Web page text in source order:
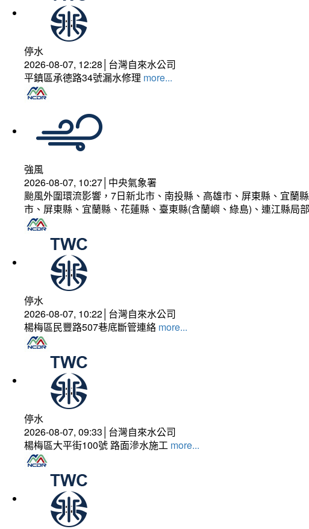
停水
2026-08-07, 12:28│台灣自來水公司
平鎮區承德路34號漏水修理 more...
強風
2026-08-07, 10:27│中央氣象署
颱風外圍環流影響，7日新北市、南投縣、高雄市、屏東縣、宜蘭
市、屏東縣、宜蘭縣、花蓮縣、臺東縣(含蘭嶼、綠島)、連江縣局
停水
2026-08-07, 10:22│台灣自來水公司
楊梅區民豐路507巷底斷管連絡 more...
停水
2026-08-07, 09:33│台灣自來水公司
楊梅區大平街100號 路面滲水施工 more...